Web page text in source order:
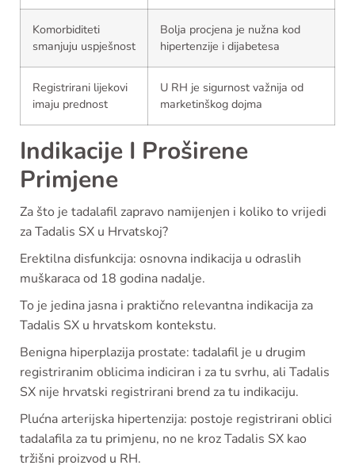
Komorbiditeti
smanjuju uspješnost
Bolja procjena je nužna kod
hipertenzije i dijabetesa
Registrirani lijekovi
imaju prednost
U RH je sigurnost važnija od
marketinškog dojma
Indikacije I Proširene
Primjene
Za što je tadalafil zapravo namijenjen i koliko to vrijedi
za Tadalis SX u Hrvatskoj?
Erektilna disfunkcija: osnovna indikacija u odraslih
muškaraca od 18 godina nadalje.
To je jedina jasna i praktično relevantna indikacija za
Tadalis SX u hrvatskom kontekstu.
Benigna hiperplazija prostate: tadalafil je u drugim
registriranim oblicima indiciran i za tu svrhu, ali Tadalis
SX nije hrvatski registrirani brend za tu indikaciju.
Plućna arterijska hipertenzija: postoje registrirani oblici
tadalafila za tu primjenu, no ne kroz Tadalis SX kao
tržišni proizvod u RH.